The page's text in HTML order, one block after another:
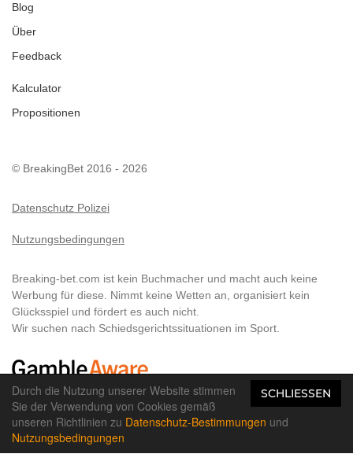
Blog
Über
Feedback
Kalculator
Propositionen
© BreakingBet 2016 - 2026
Datenschutz Polizei
Nutzungsbedingungen
Breaking-bet.com ist kein Buchmacher und macht auch keine
Werbung für diese. Nimmt keine Wetten an, organisiert kein
Glücksspiel und fördert es auch nicht.
Wir suchen nach Schiedsgerichtssituationen im Sport.
Alle Rechte vorbehalten. 18+
SCHLIESSEN
Durch die Nutzung unserer Website stimmen
Sie der Verwendung von Cookies gemäß
unseren Richtlinien zu Datenschutz-Bestimmungen und
Nutzungsbedingungen